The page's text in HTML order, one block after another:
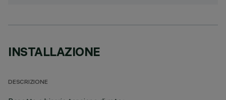
INSTALLAZIONE
DESCRIZIONE